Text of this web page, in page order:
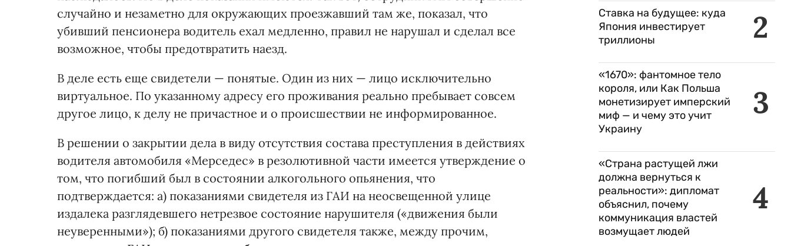
случайно и незаметно для окружающих проезжавший там же, показал, что
убивший пенсионера водитель ехал медленно, правил не нарушал и сделал все
возможное, чтобы предотвратить наезд.
В деле есть еще свидетели — понятые. Один из них — лицо исключительно
виртуальное. По указанному адресу его проживания реально пребывает совсем
другое лицо, к делу не причастное и о происшествии не информированное.
В решении о закрытии дела в виду отсутствия состава преступления в действиях
водителя автомобиля «Мерседес» в резолютивной части имеется утверждение о
том, что погибший был в состоянии алкогольного опьянения, что
подтверждается: а) показаниями свидетеля из ГАИ на неосвещенной улице
издалека разглядевшего нетрезвое состояние нарушителя («движения были
неуверенными»); б) показаниями другого свидетеля также, между прочим,
2
Ставка на будущее: куда
Япония инвестирует
триллионы
3
«1670»: фантомное тело
короля, или Как Польша
монетизирует имперский
миф — и чему это учит
Украину
4
«Страна растущей лжи
должна вернуться к
реальности»: дипломат
объяснил, почему
коммуникация властей
возмущает людей